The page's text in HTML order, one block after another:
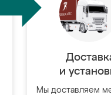
и
Мы доставляем